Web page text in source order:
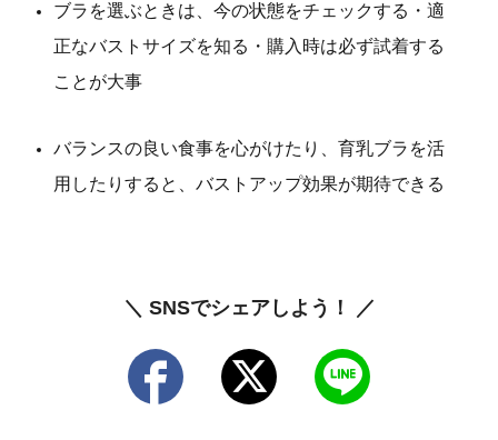
ブラを選ぶときは、今の状態をチェックする・適
正なバストサイズを知る・購入時は必ず試着する
ことが大事
バランスの良い食事を心がけたり、育乳ブラを活
用したりすると、バストアップ効果が期待できる
＼ SNSでシェアしよう！ ／